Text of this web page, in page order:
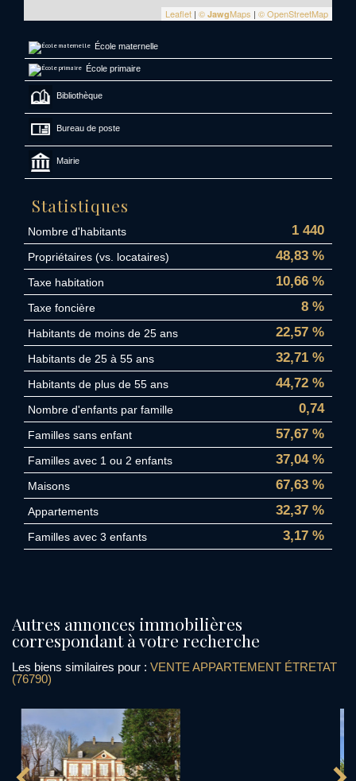
Leaflet | © JawgMaps | © OpenStreetMap
École maternelle
École primaire
Bibliothèque
Bureau de poste
Mairie
Statistiques
Nombre d'habitants 1 440
Propriétaires (vs. locataires) 48,83 %
Taxe habitation 10,66 %
Taxe foncière 8 %
Habitants de moins de 25 ans 22,57 %
Habitants de 25 à 55 ans 32,71 %
Habitants de plus de 55 ans 44,72 %
Nombre d'enfants par famille 0,74
Familles sans enfant 57,67 %
Familles avec 1 ou 2 enfants 37,04 %
Maisons 67,63 %
Appartements 32,37 %
Familles avec 3 enfants 3,17 %
autres annonces immobilières
correspondant à votre recherche
Les biens similaires pour : VENTE APPARTEMENT ÉTRETAT
(76790)